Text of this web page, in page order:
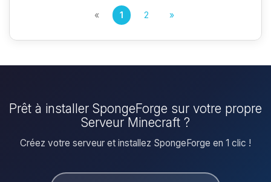
« 1 2 »
Prêt à installer SpongeForge sur votre propre
Serveur Minecraft ?
Créez votre serveur et installez SpongeForge en 1 clic !